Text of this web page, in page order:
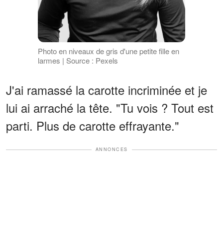
Photo en niveaux de gris d'une petite fille en
larmes | Source : Pexels
J'ai ramassé la carotte incriminée et je
lui ai arraché la tête. "Tu vois ? Tout est
parti. Plus de carotte effrayante."
ANNONCES